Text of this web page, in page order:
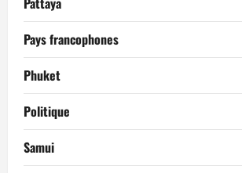
Pays francophones
Phuket
Politique
Samui